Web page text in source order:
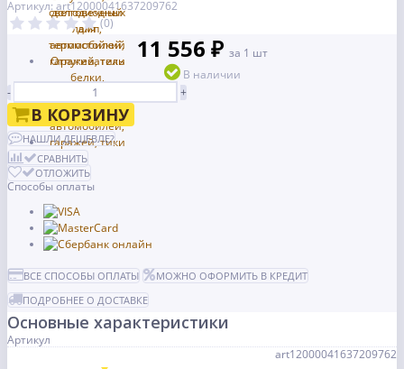
Артикул: art12000041637209762
(0)
11 556 ₽ за 1 шт
В наличии
-
+
В КОРЗИНУ
НАШЛИ ДЕШЕВЛЕ?
СРАВНИТЬ
ОТЛОЖИТЬ
Способы оплаты
ВСЕ СПОСОБЫ ОПЛАТЫ
МОЖНО ОФОРМИТЬ В КРЕДИТ
ПОДРОБНЕЕ О ДОСТАВКЕ
Основные характеристики
Артикул
art12000041637209762